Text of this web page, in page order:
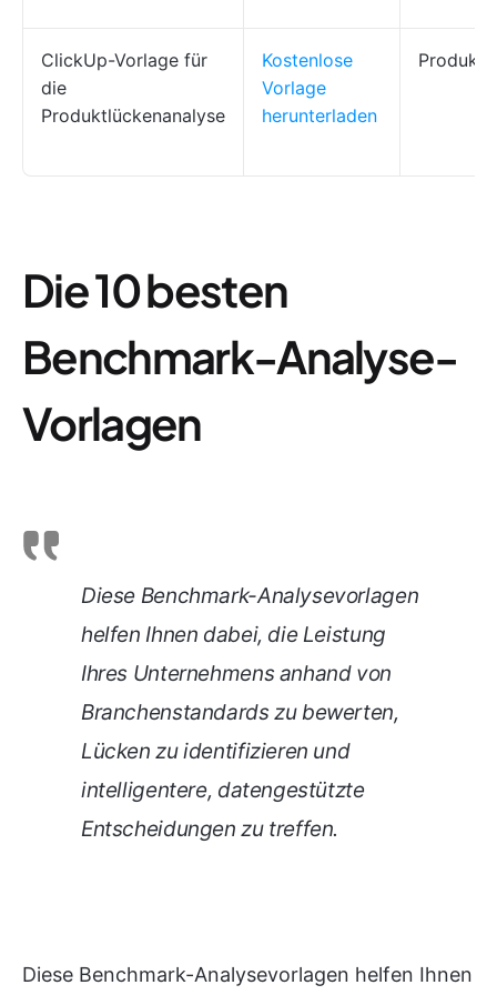
ClickUp-Vorlage für
die
Produktlückenanalyse
Kostenlose
Vorlage
herunterladen
Die 10 besten
Benchmark-Analyse-
Vorlagen
Diese Benchmark-Analysevorlagen
helfen Ihnen dabei, die Leistung
Ihres Unternehmens anhand von
Branchenstandards zu bewerten,
Lücken zu identifizieren und
intelligentere, datengestützte
Entscheidungen zu treffen.
Diese Benchmark-Analysevorlagen helfen Ihnen